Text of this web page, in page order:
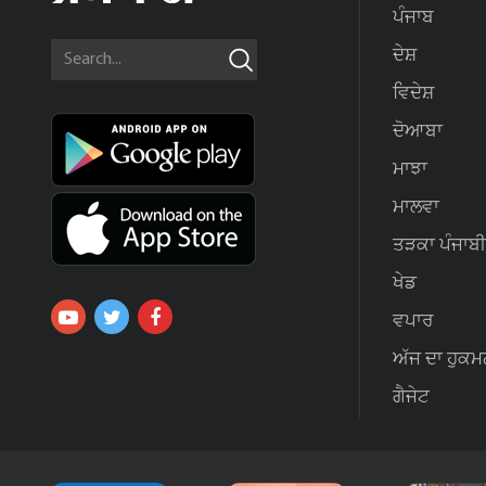
ਪੰਜਾਬ
ਦੇਸ਼
ਵਿਦੇਸ਼
ਦੋਆਬਾ
ਮਾਝਾ
ਮਾਲਵਾ
ਤੜਕਾ ਪੰਜਾਬੀ
ਖੇਡ
ਵਪਾਰ
ਅੱਜ ਦਾ
ਗੈਜੇਟ